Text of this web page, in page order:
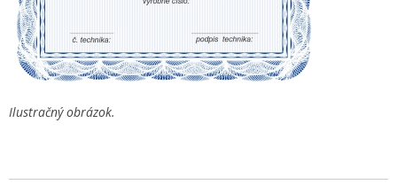
Ilustračný obrázok.